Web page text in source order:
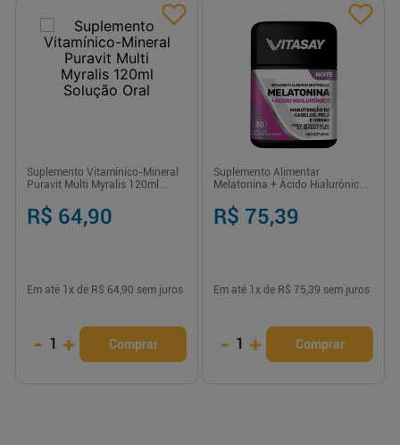
Suplemento Vitamínico-Mineral
Puravit Multi Myralis 120ml
R$ 64,90
Em até 1 x de R$ 64,90 sem juros
- 1 + Comprar
Suplemento Alimentar
Melatonina + Ácido Hialurônico
Unidades
R$ 75,39
Em até 1 x de R$ 75,39 sem juros
- 1 + Comprar